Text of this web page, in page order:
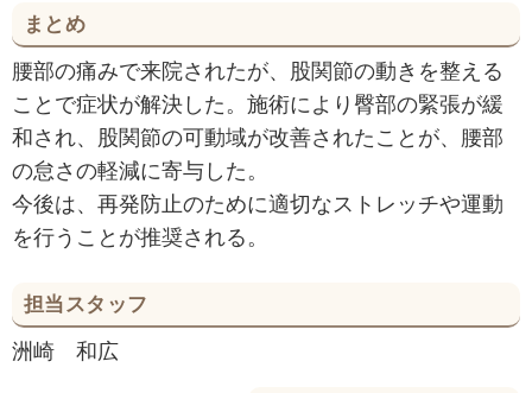
まとめ
腰部の痛みで来院されたが、股関節の動きを整える
ことで症状が解決した。施術により臀部の緊張が緩
和され、股関節の可動域が改善されたことが、腰部
の怠さの軽減に寄与した。
今後は、再発防止のために適切なストレッチや運動
を行うことが推奨される。
担当スタッフ
洲崎 和広